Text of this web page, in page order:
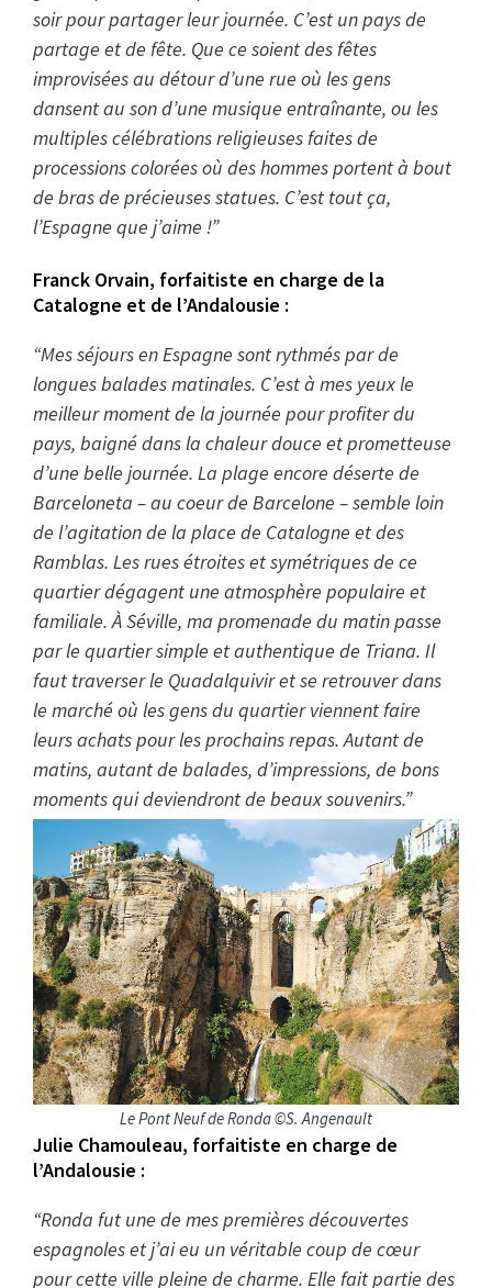
soir pour partager leur journée. C’est un pays de
partage et de fête. Que ce soient des fêtes
improvisées au détour d’une rue où les gens
dansent au son d’une musique entraînante, ou les
multiples célébrations religieuses faites de
processions colorées où des hommes portent à bout
de bras de précieuses statues. C’est tout ça,
l’Espagne que j’aime !”
Franck Orvain, forfaitiste en charge de la
Catalogne et de l’Andalousie :
“Mes séjours en Espagne sont rythmés par de
longues balades matinales. C’est à mes yeux le
meilleur moment de la journée pour profiter du
pays, baigné dans la chaleur douce et prometteuse
d’une belle journée. La plage encore déserte de
Barceloneta – au coeur de Barcelone – semble loin
de l’agitation de la place de Catalogne et des
Ramblas. Les rues étroites et symétriques de ce
quartier dégagent une atmosphère populaire et
familiale. À Séville, ma promenade du matin passe
par le quartier simple et authentique de Triana. Il
faut traverser le Quadalquivir et se retrouver dans
le marché où les gens du quartier viennent faire
leurs achats pour les prochains repas. Autant de
matins, autant de balades, d’impressions, de bons
moments qui deviendront de beaux souvenirs.”
Le Pont Neuf de Ronda ©S. Angenault
Julie Chamouleau, forfaitiste en charge de
l’Andalousie :
“Ronda fut une de mes premières découvertes
espagnoles et j’ai eu un véritable coup de cœur
pour cette ville pleine de charme. Elle fait partie des